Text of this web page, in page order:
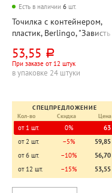
Есть в наличии 6 шт.
Точилка с контейнером,
пластик, Berlingo, "Зависть
37мм*37мм*18мм, 2
отверстия
53,55 руб.
При заказе от 12 штук
в упаковке 24 штуки
СПЕЦПРЕДЛОЖЕНИЕ
Кол-во
Скидка Цена
от 1 шт. 0%
63
от 2 шт.
−5%
59,85
от 6 шт.
−10%
56,70
от 12 шт.
−15% 53,55